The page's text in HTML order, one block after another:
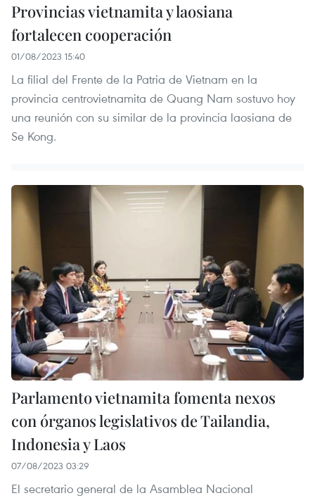
Provincias vietnamita y laosiana
fortalecen cooperación
01/08/2023 15:40
La filial del Frente de la Patria de Vietnam en la
provincia centrovietnamita de Quang Nam sostuvo hoy
una reunión con su similar de la provincia laosiana de
Se Kong.
Parlamento vietnamita fomenta nexos
con órganos legislativos de Tailandia,
Indonesia y Laos
07/08/2023 03:29
El secretario general de la Asamblea Nacional